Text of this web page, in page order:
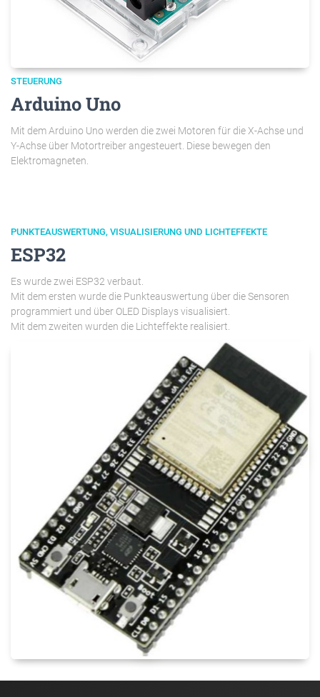
STEUERUNG
Arduino Uno
Mit dem Arduino Uno werden die zwei Motoren für die X-Achse und
Y-Achse über Motortreiber angesteuert. Diese bewegen den
Elektromagneten.
PUNKTEAUSWERTUNG, VISUALISIERUNG UND LICHTEFFEKTE
ESP32
Es wurde zwei ESP32 verbaut.
Mit dem ersten wurde die Punkteauswertung über die Sensoren
programmiert und über OLED Displays visualisiert.
Mit dem zweiten wurden die Lichteffekte realisiert.